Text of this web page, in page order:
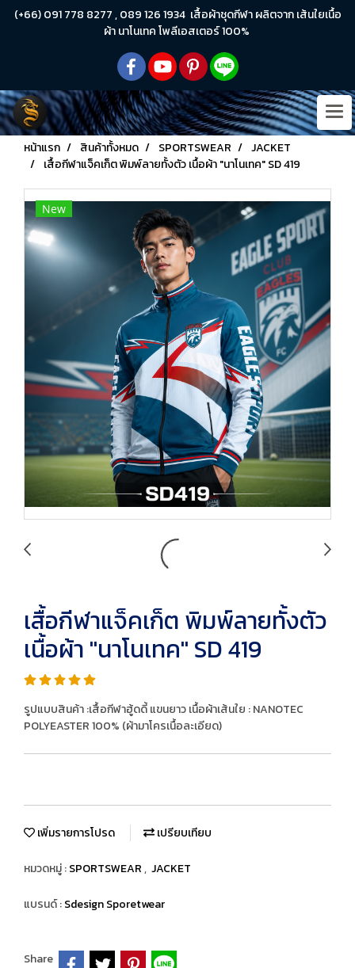
(+66) 091 778 8277 , 089 126 1934 เสื้อผ้าชุดกีฬา ผลิตจาก เส้นใยเนื้อ
ผ้า นาโนเทค โพลีเอสเตอร์ 100%
หน้าแรก สินค้าทั้งหมด SPORTSWEAR
JACKET
เสื้อกีฬาแจ็คเก็ต พิมพ์ลายทั้งตัว เนื้อผ้า "นาโนเทค" SD 419
New
เสื้อกีฬาแจ็คเก็ต พิมพ์ลายทั้งตัว
เนื้อผ้า "นาโนเทค" SD 419
รูปแบบสินค้า :เสื้อกีฬาฮู้ดดี้ แขนยาว เนื้อผ้าเส้นใย : NANOTEC
POLYEASTER 100% (ผ้ามาโครเนื้อละเอียด)
เพิ่มรายการโปรด เปรียบเทียบ
หมวดหมู่ :SPORTSWEAR, JACKET
แบรนด์ :Sdesign Sporetwear
Share